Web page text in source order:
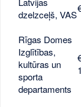
dzelzceļš, VAS
Rīgas Domes
Izglītības,
kultūras un
sporta
departaments